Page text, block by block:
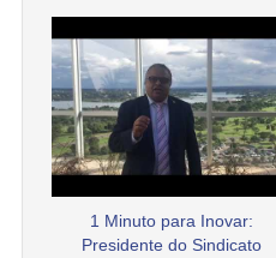
1 Minuto para Inovar:
Presidente do Sindicato